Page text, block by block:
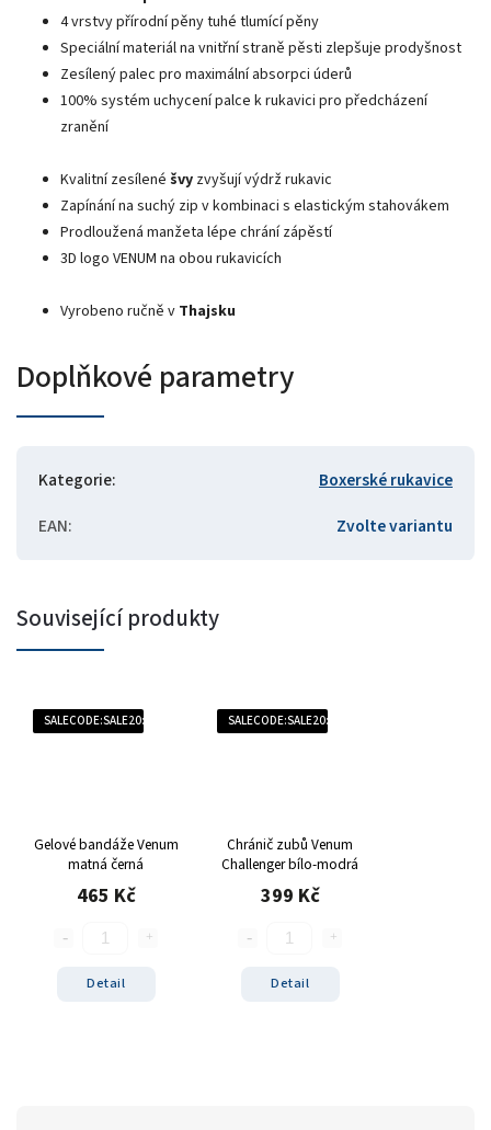
4 vrstvy přírodní pěny tuhé tlumící pěny
Speciální materiál na vnitřní straně pěsti zlepšuje prodyšnost
Zesílený palec pro maximální absorpci úderů
100% systém uchycení palce k rukavici pro předcházení
zranění
Kvalitní zesílené švy zvyšují výdrž rukavic
Zapínání na suchý zip v kombinaci s elastickým stahovákem
Prodloužená manžeta lépe chrání zápěstí
3D logo VENUM na obou rukavicích
Vyrobeno ručně v Thajsku
Doplňkové parametry
Kategorie:
Boxerské rukavice
EAN: Zvolte variantu
Související produkty
SALECODE:SALE20:20:%
Gelové bandáže Venum
matná černá
465 Kč
Detail
SALECODE:SALE20:20:%
Chránič zubů Venum
Challenger bílo-modrá
399 Kč
Detail